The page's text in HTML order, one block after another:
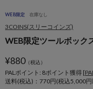
WEB限定 在庫なし
3COINS(スリーコインズ)
WEB限定ツールボック
¥880（税込）
PALポイント: 8ポイント獲得 [
送料(税込)：770円(税込5,000